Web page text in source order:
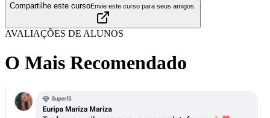
Compartilhe este cursoEnvie este curso para seus amigos.
AVALIAÇÕES DE ALUNOS
O Mais Recomendado